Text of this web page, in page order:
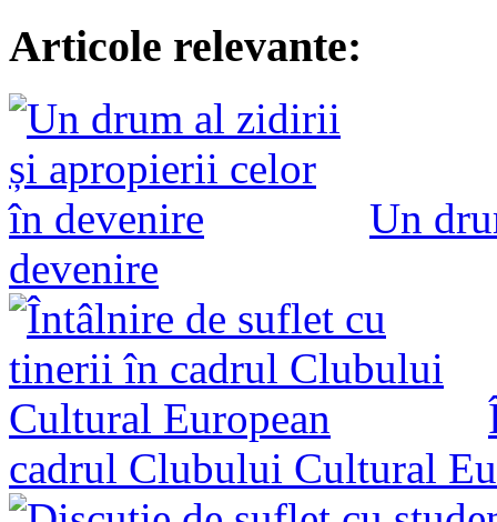
Articole relevante:
Un
devenire
cadrul Clubului Cultural